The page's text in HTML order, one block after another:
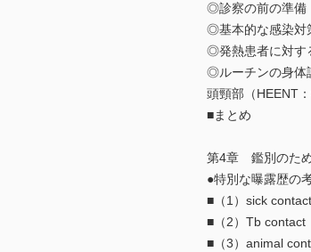
◎診察の前の準備
◎基本的な感染対
◎発熱患者に対す
◎ルーチンの身体
頭頸部（HEENT
■まとめ
第4章 鑑別のた
●特別な曝露歴の
■（1）sick contact
■（2）Tb contact
■（3）animal